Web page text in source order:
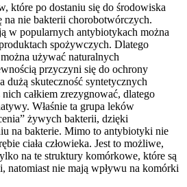
które po dostaniu się do środowiska
na nie bakterii chorobotwórczych.
w popularnych antybiotykach można
spożywczych. Dlatego
używać naturalnych
przyczyni się do ochrony
dużą skuteczność syntetycznych
całkiem zrezygnować, dlatego
Właśnie ta grupa leków
żywych bakterii, dzięki
na bakterie. Mimo to antybiotyki nie
ciała człowieka. Jest to możliwe,
na te struktury komórkowe, które są
natomiast nie mają wpływu na komórki